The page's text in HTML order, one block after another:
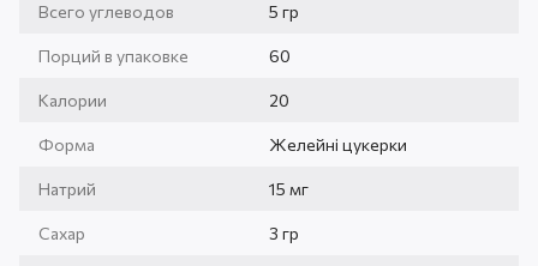
Всего углеводов 5 гр
Порций в упаковке 60
Калории 20
Форма Желейні цукерки
Натрий 15 мг
Сахар 3 гр